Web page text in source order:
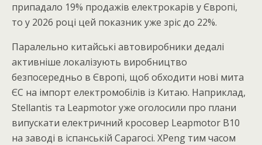
припадало 19% продажів електрокарів у Європі,
то у 2026 році цей показник уже зріс до 22%.
Паралельно китайські автовиробники дедалі
активніше локалізують виробництво
безпосередньо в Європі, щоб обходити нові мита
ЄС на імпорт електромобілів із Китаю. Наприклад,
Stellantis та Leapmotor уже оголосили про плани
випускати електричний кросовер Leapmotor B10
на заводі в іспанській Сарагосі. XPeng тим часом